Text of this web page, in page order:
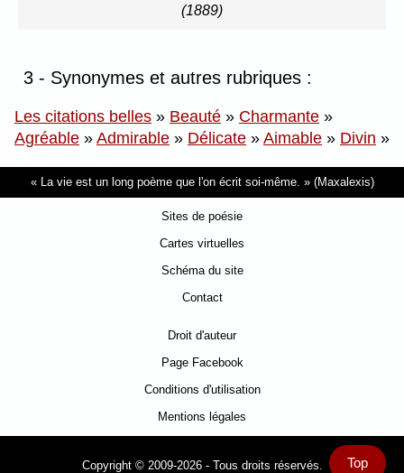
(1889)
3 - Synonymes et autres rubriques :
Les citations belles » Beauté » Charmante »
Agréable » Admirable » Délicate » Aimable » Divin »
Top
La vie est un long poème que l'on écrit soi-même. (Maxalexis)
Sites de poésie
Cartes virtuelles
Schéma du site
Contact
Droit d'auteur
Page Facebook
Conditions d'utilisation
Mentions légales
Copyright © 2009-2026 - Tous droits réservés.